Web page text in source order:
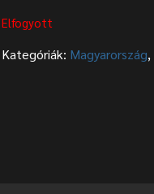
Elfogyott
Kategóriák: Magyarország,